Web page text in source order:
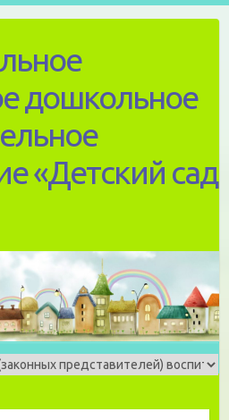
дошкольное
«Детский сад